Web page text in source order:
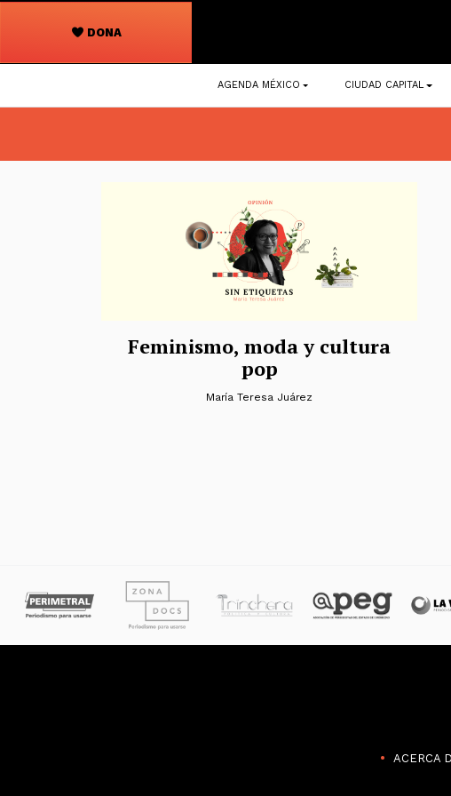
DONA
Navegación
principal
AGENDA MÉXICO CIUDAD CAPITAL
Feminismo, moda y cultura
pop
María Teresa Juárez
ACERCA